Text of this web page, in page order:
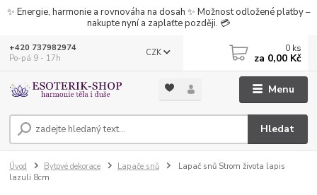
✨ Energie, harmonie a rovnováha na dosah ✨ Možnost odložené platby –
nakupte nyní a zaplaťte později. 💳
Menu
CZK
Hledat
+420 737982974
Po-pá 9 - 17h
0 ks
za 0,00 Kč
Úvod Bytové dekorace Lapače snů
Lapač snů Strom života lapis
lazuli 8cm